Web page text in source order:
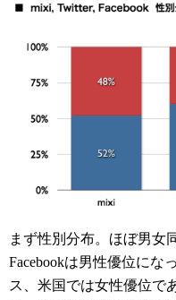
まず性別分布。ほぼ男女
Facebookは男性優位にな
ス、米国では女性優位で